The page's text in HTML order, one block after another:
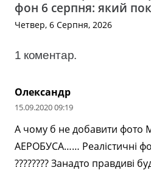
фон 6 серпня: який
Четвер, 6 Серпня, 2026
1 коментар.
Олександр
15.09.2020 09:19
А чому б не добавити
АЕРОБУСА…… Реалістичні
???????? Занадто правдиві